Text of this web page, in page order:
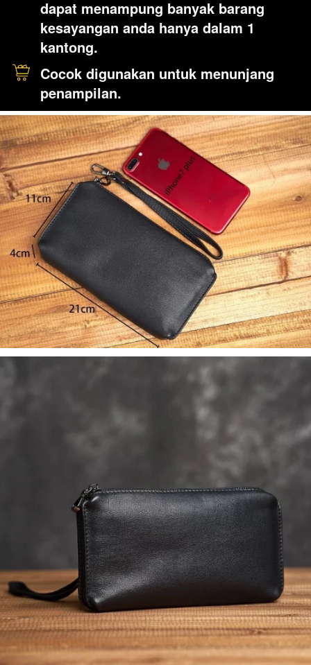
dapat menampung banyak barang
kesayangan anda hanya dalam 1
kantong.
Cocok digunakan untuk menunjang
penampilan.